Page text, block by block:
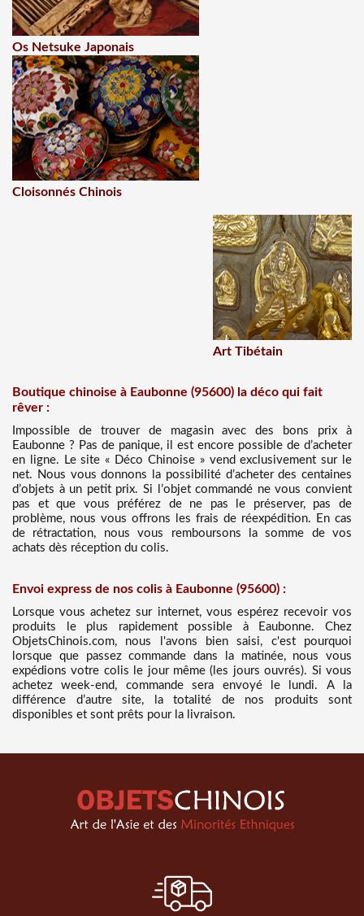
Os Netsuke Japonais
Cloisonnés Chinois
Art Tibétain
Boutique chinoise à Eaubonne (95600) la déco qui fait
rêver :
Impossible de trouver de magasin avec des bons prix à
Eaubonne ? Pas de panique, il est encore possible de d’acheter
en ligne. Le site « Déco Chinoise » vend exclusivement sur le
net. Nous vous donnons la possibilité d’acheter des centaines
d’objets à un petit prix. Si l’objet commandé ne vous convient
pas et que vous préférez de ne pas le préserver, pas de
problème, nous vous offrons les frais de réexpédition. En cas
de rétractation, nous vous remboursons la somme de vos
achats dès réception du colis.
Envoi express de nos colis à Eaubonne (95600) :
Lorsque vous achetez sur internet, vous espérez recevoir vos
produits le plus rapidement possible à Eaubonne. Chez
ObjetsChinois.com, nous l'avons bien saisi, c'est pourquoi
lorsque que passez commande dans la matinée, nous vous
expédions votre colis le jour même (les jours ouvrés). Si vous
achetez week-end, commande sera envoyé le lundi. A la
différence d’autre site, la totalité de nos produits sont
disponibles et sont prêts pour la livraison.